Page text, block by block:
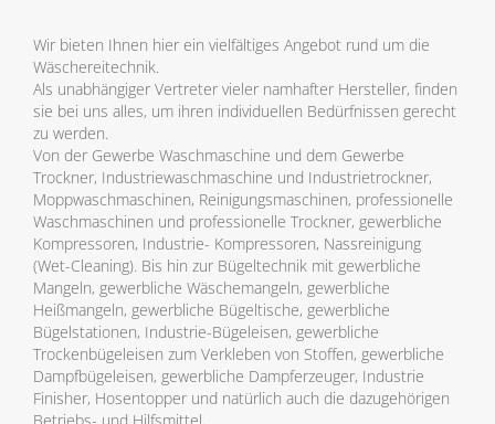
Wir bieten Ihnen hier ein vielfältiges Angebot rund um die
Wäschereitechnik.
Als unabhängiger Vertreter vieler namhafter Hersteller, finden
sie bei uns alles, um ihren individuellen Bedürfnissen gerecht
zu werden.
Von der Gewerbe Waschmaschine und dem Gewerbe
Trockner, Industriewaschmaschine und Industrietrockner,
Moppwaschmaschinen, Reinigungsmaschinen, professionelle
Waschmaschinen und professionelle Trockner, gewerbliche
Kompressoren, Industrie- Kompressoren, Nassreinigung
(Wet-Cleaning). Bis hin zur Bügeltechnik mit gewerbliche
Mangeln, gewerbliche Wäschemangeln, gewerbliche
Heißmangeln, gewerbliche Bügeltische, gewerbliche
Bügelstationen, Industrie-Bügeleisen, gewerbliche
Trockenbügeleisen zum Verkleben von Stoffen, gewerbliche
Dampfbügeleisen, gewerbliche Dampferzeuger, Industrie
Finisher, Hosentopper und natürlich auch die dazugehörigen